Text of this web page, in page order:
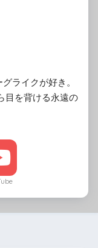
ライクが好き。
目を背ける永遠の